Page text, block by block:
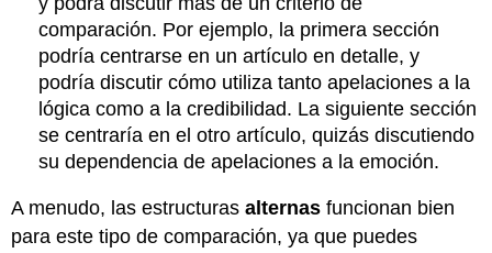
comparación. Por ejemplo, la primera sección
podría centrarse en un artículo en detalle, y
podría discutir cómo utiliza tanto apelaciones a la
lógica como a la credibilidad. La siguiente sección
se centraría en el otro artículo, quizás discutiendo
su dependencia de apelaciones a la emoción.
A menudo, las estructurasalternas funcionan bien
para este tipo de comparación, ya que puedes